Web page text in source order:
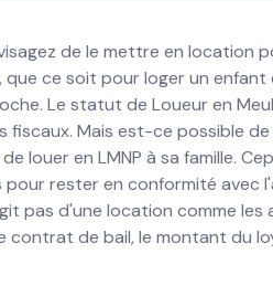
de le mettre en location
que ce soit pour loger un
Le statut de Loueur en
fiscaux. Mais est-ce possible
louer en LMNP à sa famille.
rester en conformité avec
pas d'une location comme les
de bail, le montant du